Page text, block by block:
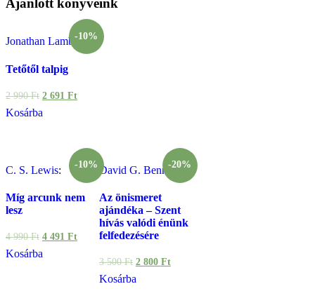
-10%
Jonathan Lamb :
Tetőtől talpig
2 990Ft 2 691 Ft
Kosárba
-10%
C. S. Lewis:
Míg arcunk nem
lesz
4 990Ft 4 491 Ft
Kosárba
-20%
David G. Benner:
Az önismeret
ajándéka – Szent
hívás valódi énünk
felfedezésére
3 500Ft 2 800 Ft
Kosárba